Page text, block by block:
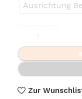
Ausrichtung
Zur